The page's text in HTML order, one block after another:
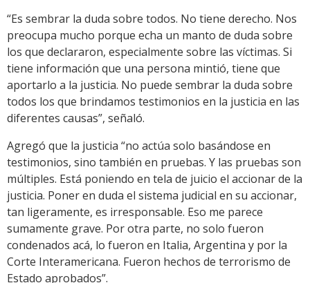
“Es sembrar la duda sobre todos. No tiene derecho. Nos
preocupa mucho porque echa un manto de duda sobre
los que declararon, especialmente sobre las víctimas. Si
tiene información que una persona mintió, tiene que
aportarlo a la justicia. No puede sembrar la duda sobre
todos los que brindamos testimonios en la justicia en las
diferentes causas”, señaló.
Agregó que la justicia “no actúa solo basándose en
testimonios, sino también en pruebas. Y las pruebas son
múltiples. Está poniendo en tela de juicio el accionar de la
justicia. Poner en duda el sistema judicial en su accionar,
tan ligeramente, es irresponsable. Eso me parece
sumamente grave. Por otra parte, no solo fueron
condenados acá, lo fueron en Italia, Argentina y por la
Corte Interamericana. Fueron hechos de terrorismo de
Estado aprobados”.